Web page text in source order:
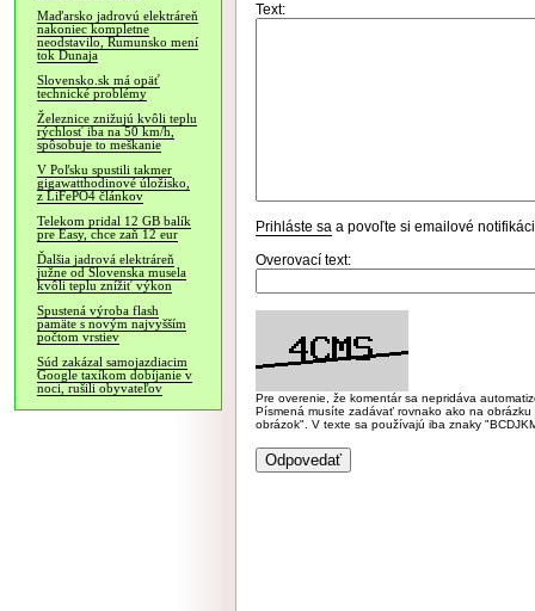
Maďarsko jadrovú elektráreň
nakoniec kompletne
neodstavilo, Rumunsko mení
tok Dunaja
Slovensko.sk má opäť
technické problémy
Železnice znižujú kvôli teplu
rýchlosť iba na 50 km/h,
spôsobuje to meškanie
V Poľsku spustili takmer
gigawatthodinové úložisko,
z LiFePO4 článkov
Telekom pridal 12 GB balík
pre Easy, chce zaň 12 eur
Ďalšia jadrová elektráreň
južne od Slovenska musela
kvôli teplu znížiť výkon
Spustená výroba flash
pamäte s novým najvyšším
počtom vrstiev
Súd zakázal samojazdiacim
Google taxíkom dobíjanie v
noci, rušili obyvateľov
Text:
Prihláste sa a povoľte si emailové
Overovací text:
Pre overenie, že komentár sa nepridáva
Písmená musíte zadávať rovnako ako na
obrázok". V texte sa používajú iba znaky